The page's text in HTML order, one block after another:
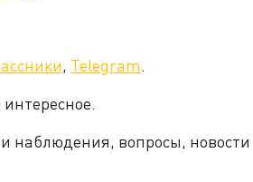
, Telegram.
наблюдения, вопросы, новости